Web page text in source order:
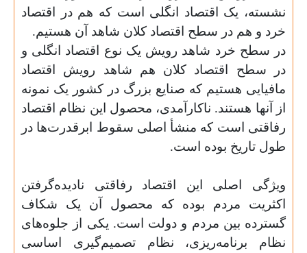
نشسته، یک اقتصاد انگلی است که هم در اقتصاد
خرد و هم در سطح اقتصاد کلان شاهد آن هستیم.
در سطح خرد شاهد رویش یک نوع اقتصاد انگلی و
در سطح اقتصاد کلان هم شاهد رویش اقتصاد
مافیایی هستیم که صنایع بزرگ در کشور یک نمونه
از آنها هستند. ناکارآمدی، محصول این نظام اقتصاد
رفاقتی است که منشأ اصلی سقوط ابرقدرت‌ها در
طول تاریخ بوده است.
ویژگی اصلی‌ این اقتصاد رفاقتی نادیده‌گرفتن
اکثریت مردم بوده که محصول آن یک شکاف
گسترده بین مردم و دولت است. یکی از جلوه‌های
نظام برنامه‌ریزی، نظام تصمیم‌گیری اساسی